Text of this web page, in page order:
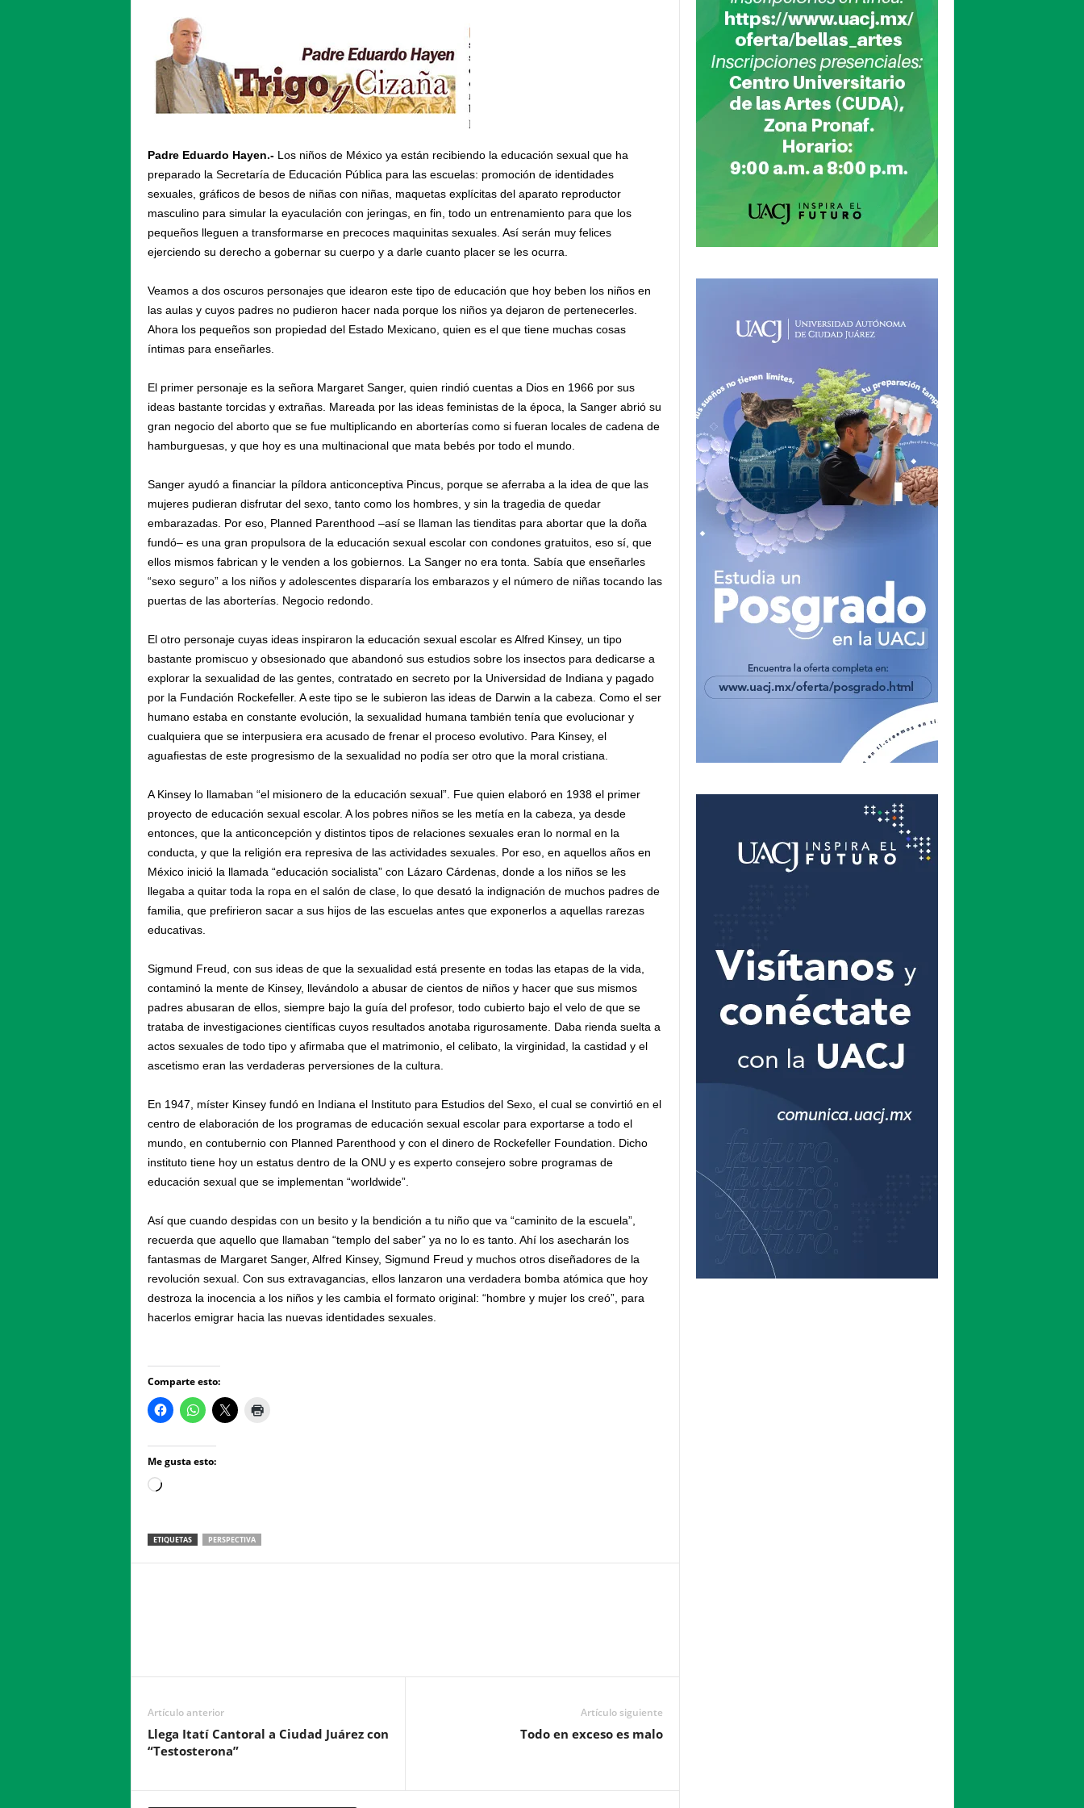
Padre Eduardo Hayen.-Los niños de México ya están recibiendo la educación sexual que ha
preparado la Secretaría de Educación Pública para las escuelas: promoción de identidades
sexuales, gráficos de besos de niñas con niñas, maquetas explícitas del aparato reproductor
masculino para simular la eyaculación con jeringas, en fin, todo un entrenamiento para que los
pequeños lleguen a transformarse en precoces maquinitas sexuales. Así serán muy felices
ejerciendo su derecho a gobernar su cuerpo y a darle cuanto placer se les ocurra.
Veamos a dos oscuros personajes que idearon este tipo de educación que hoy beben los niños en
las aulas y cuyos padres no pudieron hacer nada porque los niños ya dejaron de pertenecerles.
Ahora los pequeños son propiedad del Estado Mexicano, quien es el que tiene muchas cosas
íntimas para enseñarles.
El primer personaje es la señora Margaret Sanger, quien rindió cuentas a Dios en 1966 por sus
ideas bastante torcidas y extrañas. Mareada por las ideas feministas de la época, la Sanger abrió su
gran negocio del aborto que se fue multiplicando en aborterías como si fueran locales de cadena de
hamburguesas, y que hoy es una multinacional que mata bebés por todo el mundo.
Sanger ayudó a financiar la píldora anticonceptiva Pincus, porque se aferraba a la idea de que las
mujeres pudieran disfrutar del sexo, tanto como los hombres, y sin la tragedia de quedar
embarazadas. Por eso, Planned Parenthood –así se llaman las tienditas para abortar que la doña
fundó– es una gran propulsora de la educación sexual escolar con condones gratuitos, eso sí, que
ellos mismos fabrican y le venden a los gobiernos. La Sanger no era tonta. Sabía que enseñarles
“sexo seguro” a los niños y adolescentes dispararía los embarazos y el número de niñas tocando las
puertas de las aborterías. Negocio redondo.
El otro personaje cuyas ideas inspiraron la educación sexual escolar es Alfred Kinsey, un tipo
bastante promiscuo y obsesionado que abandonó sus estudios sobre los insectos para dedicarse a
explorar la sexualidad de las gentes, contratado en secreto por la Universidad de Indiana y pagado
por la Fundación Rockefeller. A este tipo se le subieron las ideas de Darwin a la cabeza. Como el ser
humano estaba en constante evolución, la sexualidad humana también tenía que evolucionar y
cualquiera que se interpusiera era acusado de frenar el proceso evolutivo. Para Kinsey, el
aguafiestas de este progresismo de la sexualidad no podía ser otro que la moral cristiana.
A Kinsey lo llamaban “el misionero de la educación sexual”. Fue quien elaboró en 1938 el primer
proyecto de educación sexual escolar. A los pobres niños se les metía en la cabeza, ya desde
entonces, que la anticoncepción y distintos tipos de relaciones sexuales eran lo normal en la
conducta, y que la religión era represiva de las actividades sexuales. Por eso, en aquellos años en
México inició la llamada “educación socialista” con Lázaro Cárdenas, donde a los niños se les
llegaba a quitar toda la ropa en el salón de clase, lo que desató la indignación de muchos padres de
familia, que prefirieron sacar a sus hijos de las escuelas antes que exponerlos a aquellas rarezas
educativas.
Sigmund Freud, con sus ideas de que la sexualidad está presente en todas las etapas de la vida,
contaminó la mente de Kinsey, llevándolo a abusar de cientos de niños y hacer que sus mismos
padres abusaran de ellos, siempre bajo la guía del profesor, todo cubierto bajo el velo de que se
trataba de investigaciones científicas cuyos resultados anotaba rigurosamente. Daba rienda suelta a
actos sexuales de todo tipo y afirmaba que el matrimonio, el celibato, la virginidad, la castidad y el
ascetismo eran las verdaderas perversiones de la cultura.
En 1947, míster Kinsey fundó en Indiana el Instituto para Estudios del Sexo, el cual se convirtió en el
centro de elaboración de los programas de educación sexual escolar para exportarse a todo el
mundo, en contubernio con Planned Parenthood y con el dinero de Rockefeller Foundation. Dicho
instituto tiene hoy un estatus dentro de la ONU y es experto consejero sobre programas de
educación sexual que se implementan “worldwide”.
Así que cuando despidas con un besito y la bendición a tu niño que va “caminito de la escuela”,
recuerda que aquello que llamaban “templo del saber” ya no lo es tanto. Ahí los asecharán los
fantasmas de Margaret Sanger, Alfred Kinsey, Sigmund Freud y muchos otros diseñadores de la
revolución sexual. Con sus extravagancias, ellos lanzaron una verdadera bomba atómica que hoy
destroza la inocencia a los niños y les cambia el formato original: “hombre y mujer los creó”, para
hacerlos emigrar hacia las nuevas identidades sexuales.
Comparte esto:
Me gusta esto:
Loading…
ETIQUETAS PERSPECTIVA
Artículo anterior
Llega Itatí Cantoral a Ciudad Juárez con
“Testosterona”
Artículo siguiente
Todo en exceso es malo